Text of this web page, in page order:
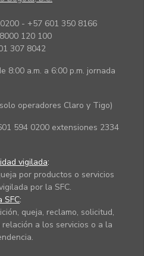
- +57 601 350 8166
120 100
307 8042
8:00 a.m. a 6:00 p.m. jornada
operadores Claro y Tigo)
594 0200 extensiones 2334
vigilada:
por productos o servicios
por la SFC.
SFC:
queja, reclamo, solicitud,
a los servicios o a la